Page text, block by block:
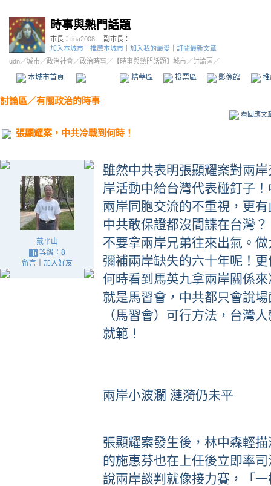
時事與熱門話題
市長： tina2008
副市長：
加入本城市
推薦本城市 加入我的最愛
訂閱最新文章
udn／城市／政治社會 ／政治時事／ 【時事與熱門話題】城市／討論區／
本城市首頁 精華區 投票區 影像館
討論區／有關政治的時事
看回應文
張顯耀案，中共冷戰到何時！
戴平山
等級：8
留言｜ 加入好友
雖然中共表明張顯耀案對兩
岸活動中給台灣代表碰釘子
兩岸同胞交流的不重視，更
中共敢保證都沒間諜在台灣
不要拿兩岸兄弟往來出氣。
彌補兩岸缺失的六十年呢！
何時看到馬英九拿兩岸關係
就是馬習會，中共都只會說
（馬習會）可行方法，台灣
就範！
兩岸小波瀾 漣漪仍未平
張顯耀案發生後，林中森輕
的施惠芬也在上任後立即率
說兩岸談判就像接力賽，「